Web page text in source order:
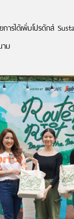
รได้เพิ่มโปรดักส์
ม